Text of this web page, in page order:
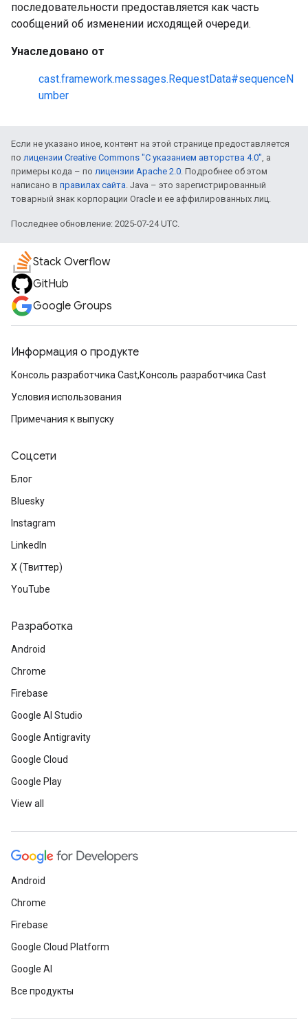
последовательности предоставляется как часть
сообщений об изменении исходящей очереди.
Унаследовано от
cast.framework.messages.RequestData#sequenceN
umber
Если не указано иное, контент на этой странице предоставляется
по лицензии Creative Commons "С указанием авторства 4.0", а
примеры кода – по лицензии Apache 2.0. Подробнее об этом
написано в правилах сайта. Java – это зарегистрированный
товарный знак корпорации Oracle и ее аффилированных лиц.
Последнее обновление: 2025-07-24 UTC.
Stack Overflow
GitHub
Google Groups
Информация о продукте
Консоль разработчика Cast,Консоль разработчика Cast
Условия использования
Примечания к выпуску
Соцсети
Блог
Bluesky
Instagram
LinkedIn
X (Твиттер)
YouTube
Разработка
Android
Chrome
Firebase
Google AI Studio
Google Antigravity
Google Cloud
Google Play
View all
Android
Chrome
Firebase
Google Cloud Platform
Google AI
Все продукты